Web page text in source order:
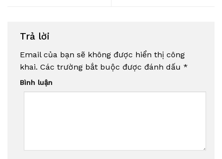
Trả lời
Email của bạn sẽ không được hiển thị công
khai. Các trường bắt buộc được đánh dấu *
Bình luận